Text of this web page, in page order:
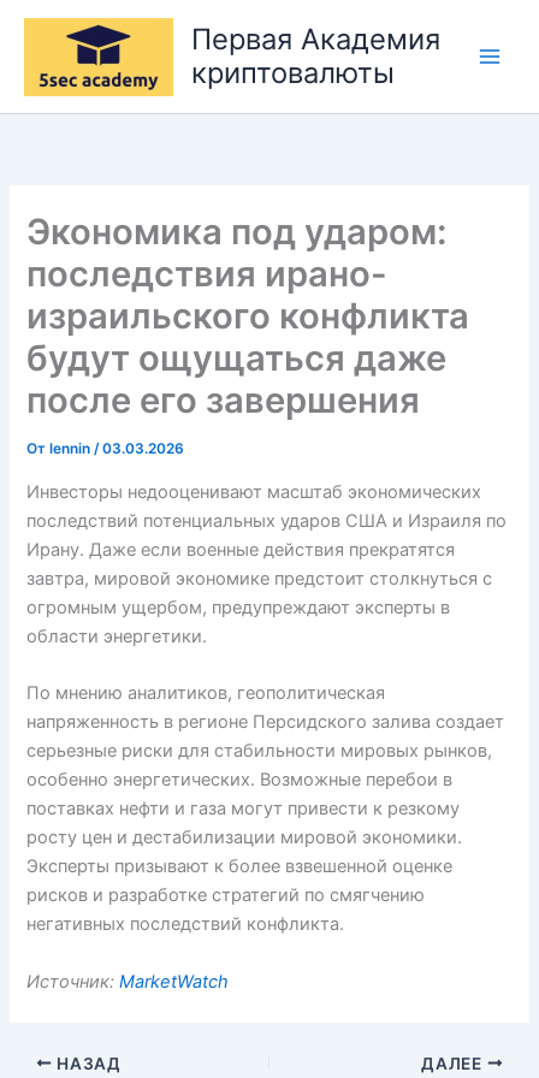
Перейти
содержимому
Первая Академия
криптовалюты
Экономика под ударом:
последствия ирано-
израильского конфликта
будут ощущаться даже
после его завершения
От lennin/03.03.2026
Инвесторы недооценивают масштаб экономических
последствий потенциальных ударов США и Израиля по
Ирану. Даже если военные действия прекратятся
завтра, мировой экономике предстоит столкнуться с
огромным ущербом, предупреждают эксперты в
области энергетики.
По мнению аналитиков, геополитическая
напряженность в регионе Персидского залива создает
серьезные риски для стабильности мировых рынков,
особенно энергетических. Возможные перебои в
поставках нефти и газа могут привести к резкому
росту цен и дестабилизации мировой экономики.
Эксперты призывают к более взвешенной оценке
рисков и разработке стратегий по смягчению
негативных последствий конфликта.
Источник:MarketWatch
НАЗАД ДАЛЕЕ